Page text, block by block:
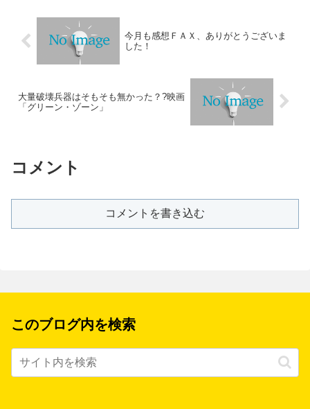
今月も感想ＦＡＸ、ありがとうございま
した！
大量破壊兵器はそもそも無かった？?映画
「グリーン・ゾーン」
コメント
コメントを書き込む
このブログ内を検索